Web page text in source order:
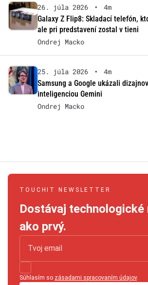
26. júla 2026 •
4m
Galaxy Z Flip8: Skladací telefón,
ale pri predstavení zostal v tieni
Ondrej Macko
25. júla 2026 •
4m
Samsung a Google ukázali
inteligenciou Gemini
Ondrej Macko
TOUCHIT NEWSLETTER
Dostávaj technologické
ako prvý.
Súhlasím so zásadami spracovaním údajov.